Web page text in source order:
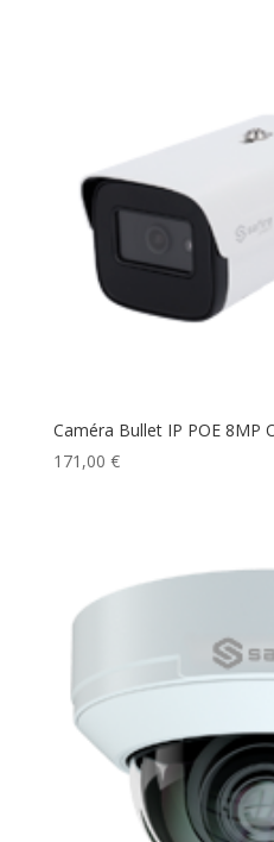
Caméra Bullet IP POE 8MP
171,00 €